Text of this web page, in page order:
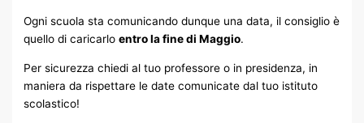
Ogni scuola sta comunicando dunque una data, il consiglio è
quello di caricarloentro la fine di Maggio.
Per sicurezza chiedi al tuo professore o in presidenza, in
maniera da rispettare le date comunicate dal tuo istituto
scolastico!